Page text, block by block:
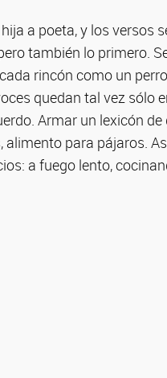
a poeta, y los versos
también lo primero.
rincón como un
quedan tal vez sólo
Armar un lexicón
para pájaros.
a fuego lento,